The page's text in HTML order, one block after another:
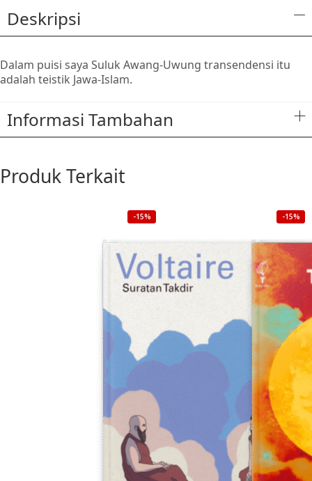
Uwung
Deskripsi
Dalam puisi saya Suluk Awang-Uwung transendensi itu
adalah teistik Jawa-Islam.
Informasi Tambahan
Produk Terkait
-15% -15%